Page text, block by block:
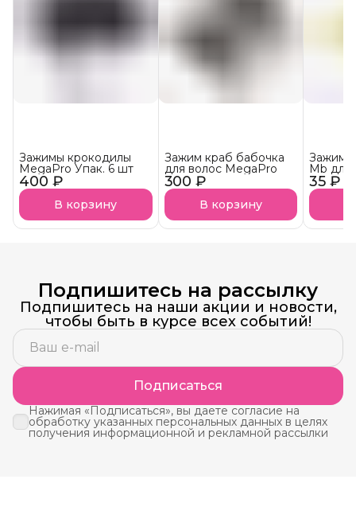
400 ₽
Зажимы крокодилы
MegaPro Упак. 6 шт
В корзину
300 ₽
Зажим краб бабочка
для волос MegaPro
В корзину
35 ₽
Зажим
Mb для
Подпишитесь на рассылку
Подпишитесь на наши акции и новости,
чтобы быть в курсе всех событий!
Подписаться
Нажимая «Подписаться», вы даете согласие на
обработку указанных персональных данных в целях
получения информационной и рекламной рассылки